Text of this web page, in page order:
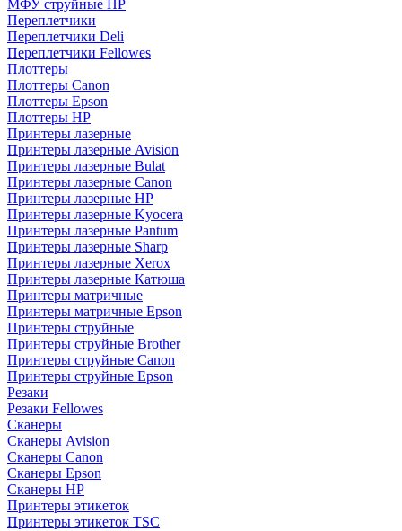
МФУ струйные HP
Переплетчики
Переплетчики Deli
Переплетчики Fellowes
Плоттеры
Плоттеры Canon
Плоттеры Epson
Плоттеры HP
Принтеры лазерные
Принтеры лазерные Avision
Принтеры лазерные Bulat
Принтеры лазерные Canon
Принтеры лазерные HP
Принтеры лазерные Kyocera
Принтеры лазерные Pantum
Принтеры лазерные Sharp
Принтеры лазерные Xerox
Принтеры лазерные Катюша
Принтеры матричные
Принтеры матричные Epson
Принтеры струйные
Принтеры струйные Brother
Принтеры струйные Canon
Принтеры струйные Epson
Резаки
Резаки Fellowes
Сканеры
Сканеры Avision
Сканеры Canon
Сканеры Epson
Сканеры HP
Принтеры этикеток
Принтеры этикеток TSC